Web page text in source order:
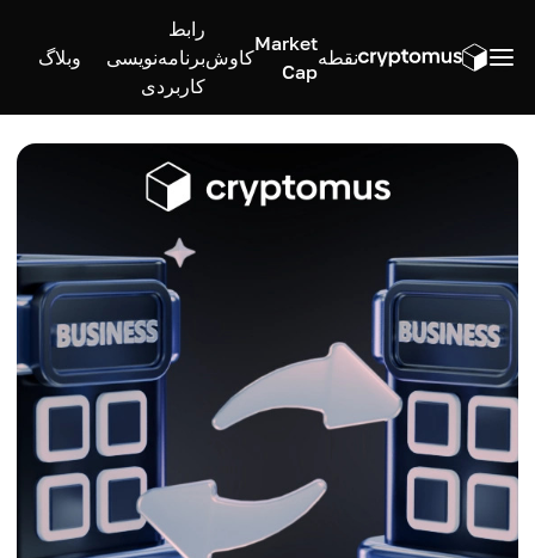
نقطه
Market
Cap
کاوش
رابط
برنامه‌نویسی
کاربردی
وبلاگ